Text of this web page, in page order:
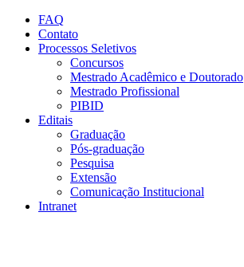
Conteúdo principal
FAQ
Contato
Processos Seletivos
Concursos
Mestrado Acadêmico e Doutorado
Mestrado Profissional
PIBID
Editais
Graduação
Pós-graduação
Pesquisa
Extensão
Comunicação Institucional
Intranet